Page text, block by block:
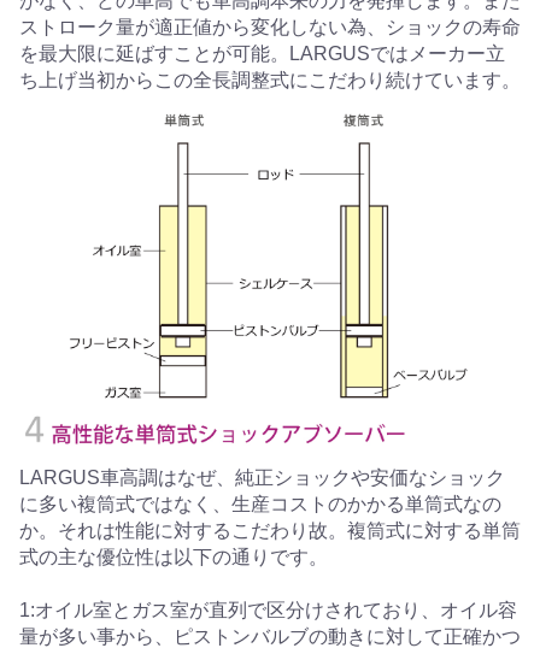
ストローク量が適正値から変化しない為、ショックの寿命
を最大限に延ばすことが可能。LARGUSではメーカー立
ち上げ当初からこの全長調整式にこだわり続けています。
LARGUS車高調はなぜ、純正ショックや安価なショック
に多い複筒式ではなく、生産コストのかかる単筒式なの
か。それは性能に対するこだわり故。複筒式に対する単筒
式の主な優位性は以下の通りです。
1:オイル室とガス室が直列で区分けされており、オイル容
量が多い事から、ピストンバルブの動きに対して正確かつ